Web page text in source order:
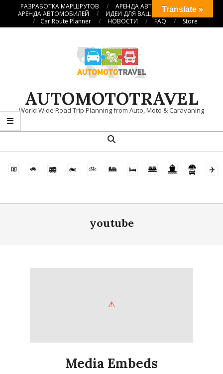
ПерейтиРАЗРАБОТКА МАРШРУТОВ
АРЕНДА АВТОКЕМПЕРОВ
АРЕНДА АВТОМОБИЛЕЙ
ИДЕИ ДЛЯ ВАШИХ ПУТЕШЕСТВИЙ
Car Route Planner
НОВОСТИ FAQ Store
AUTOMOTOTRAVEL
World Wide Road Trip Planning from Auto, Moto & Caravaning
навигационное
Поиск
youtube
Media Embeds
Translate »